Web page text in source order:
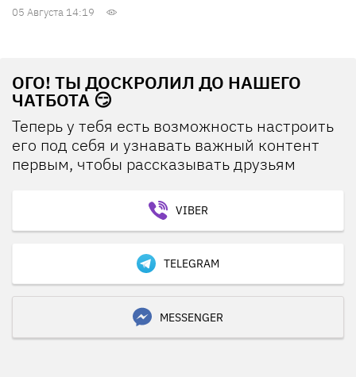
05 Августа 14:19
ОГО! ТЫ ДОСКРОЛИЛ ДО НАШЕГО
ЧАТБОТА 😏
Теперь у тебя есть возможность настроить
его под себя и узнавать важный контент
первым, чтобы рассказывать друзьям
VIBER
TELEGRAM
MESSENGER